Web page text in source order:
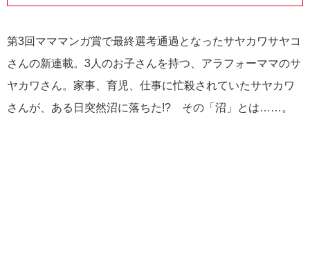
第3回マママンガ賞で最終選考通過となったサヤカワサヤコ
さんの新連載。3人のお子さんを持つ、アラフォーママのサ
ヤカワさん。家事、育児、仕事に忙殺されていたサヤカワ
さんが、ある日突然沼に落ちた!? その「沼」とは……。